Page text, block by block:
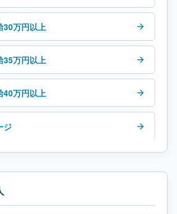
30万円以上
35万円以上
40万円以上
ジ